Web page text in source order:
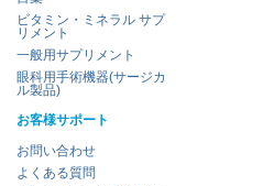
ビタミン・ミネラル サプ
リメント
一般用サプリメント
眼科用手術機器(サージカ
ル製品)
お客様サポート
お問い合わせ
よくある質問